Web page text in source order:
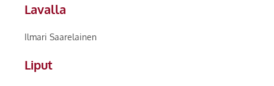
Lavalla
Ilmari Saarelainen
Liput